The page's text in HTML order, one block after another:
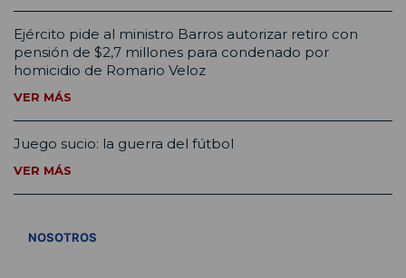
Ejército pide al ministro Barros autorizar retiro con
pensión de $2,7 millones para condenado por
homicidio de Romario Veloz
VER MÁS
Juego sucio: la guerra del fútbol
VER MÁS
NOSOTROS